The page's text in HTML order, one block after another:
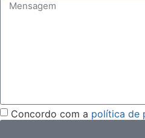
Concordo com a política de